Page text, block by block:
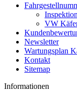
VW
Newsletter
Wartungsplan
Kontakt
Sitemap
Informationen